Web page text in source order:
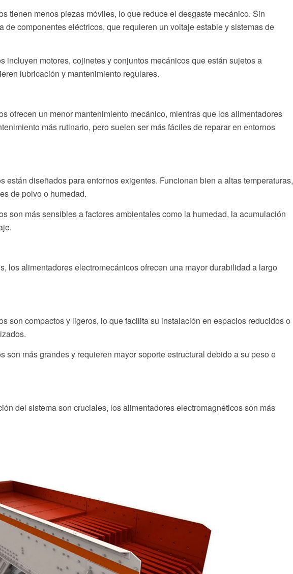
tienen menos piezas móviles, lo que reduce el desgaste mecánico. Sin
de componentes eléctricos, que requieren un voltaje estable y sistemas de
incluyen motores, cojinetes y conjuntos mecánicos que están sujetos a
lubricación y mantenimiento regulares.
ofrecen un menor mantenimiento mecánico, mientras que los alimentadores
más rutinario, pero suelen ser más fáciles de reparar en entornos
están diseñados para entornos exigentes. Funcionan bien a altas temperaturas,
de polvo o humedad.
son más sensibles a factores ambientales como la humedad, la acumulación
los alimentadores electromecánicos ofrecen una mayor durabilidad a largo
son compactos y ligeros, lo que facilita su instalación en espacios reducidos o
son más grandes y requieren mayor soporte estructural debido a su peso e
del sistema son cruciales, los alimentadores electromagnéticos son más